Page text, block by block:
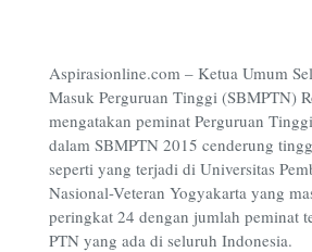
Aspirasionline.com – Ketua Umum
Masuk Perguruan Tinggi (SBMPTN)
mengatakan peminat Perguruan
dalam SBMPTN 2015 cenderung
seperti yang terjadi di Universitas
Nasional-Veteran Yogyakarta yang
peringkat 24 dengan jumlah peminat
PTN yang ada di seluruh Indonesia.